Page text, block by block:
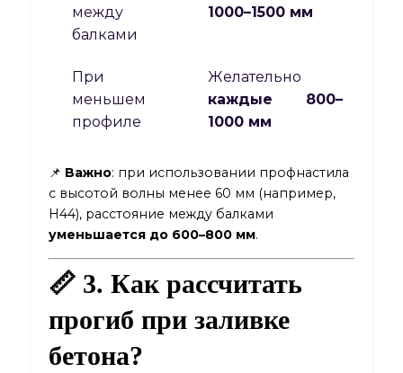
между
балками
1000–1500 мм
При
меньшем
профиле
Желательно
каждые 800–
1000 мм
📌 Важно: при использовании профнастила
с высотой волны менее 60 мм (например,
Н44), расстояние между балками
уменьшается до 600–800 мм.
📏 3. Как рассчитать
прогиб при заливке
бетона?